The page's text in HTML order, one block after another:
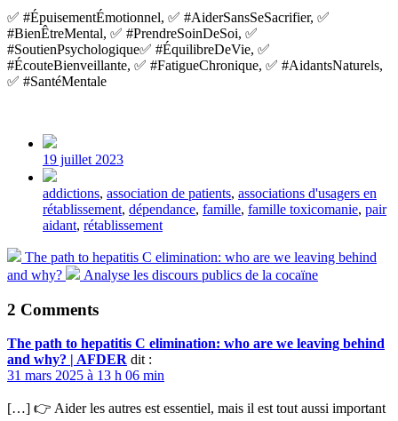
✅ #ÉpuisementÉmotionnel, ✅ #AiderSansSeSacrifier, ✅
#BienÊtreMental, ✅ #PrendreSoinDeSoi, ✅
#SoutienPsychologique✅ #ÉquilibreDeVie, ✅
#ÉcouteBienveillante, ✅ #FatigueChronique, ✅ #AidantsNaturels,
✅ #SantéMentale
Post
date
19 juillet 2023
Tagged
with
addictions, association de patients, associations d'usagers en
rétablissement, dépendance, famille, famille toxicomanie, pair
aidant, rétablissement
Previous
post:
The path to hepatitis C elimination: who are we leaving behind
and why?
Next
Analyse les discours publics de la cocaïne
2 Comments
The path to hepatitis C elimination: who are we leaving behind
and why? | AFDER dit :
31 mars 2025 à 13 h 06 min
[…] 👉 Aider les autres est essentiel, mais il est tout aussi important